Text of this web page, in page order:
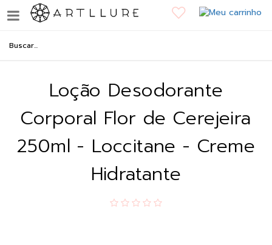
Loção Desodorante
Corporal Flor de Cerejeira
250ml - Loccitane - Creme
Hidratante